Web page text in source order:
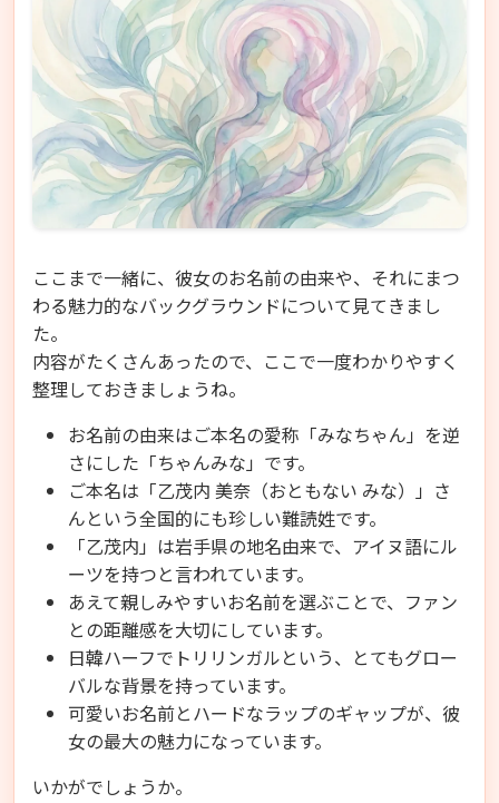
ここまで一緒に、彼女のお名前の由来や、それにまつ
わる魅力的なバックグラウンドについて見てきまし
た。
内容がたくさんあったので、ここで一度わかりやすく
整理しておきましょうね。
お名前の由来はご本名の愛称「みなちゃん」を逆
さにした「ちゃんみな」です。
ご本名は「乙茂内 美奈（おともない みな）」さ
んという全国的にも珍しい難読姓です。
「乙茂内」は岩手県の地名由来で、アイヌ語にル
ーツを持つと言われています。
あえて親しみやすいお名前を選ぶことで、ファン
との距離感を大切にしています。
日韓ハーフでトリリンガルという、とてもグロー
バルな背景を持っています。
可愛いお名前とハードなラップのギャップが、彼
女の最大の魅力になっています。
いかがでしょうか。